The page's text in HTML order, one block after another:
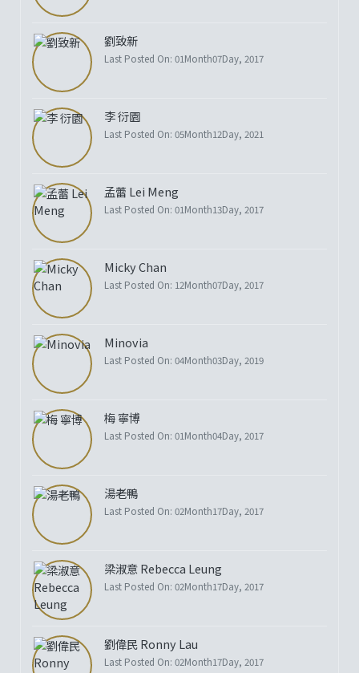
劉致新
Last Posted On: 01Month07Day, 2017
李 衍園
Last Posted On: 05Month12Day, 2021
孟蕾 Lei Meng
Last Posted On: 01Month13Day, 2017
Micky Chan
Last Posted On: 12Month07Day, 2017
Minovia
Last Posted On: 04Month03Day, 2019
梅 寧博
Last Posted On: 01Month04Day, 2017
湯老鴨
Last Posted On: 02Month17Day, 2017
梁淑意 Rebecca Leung
Last Posted On: 02Month17Day, 2017
劉偉民 Ronny Lau
Last Posted On: 02Month17Day, 2017